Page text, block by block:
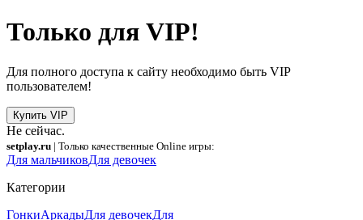
Только для VIP!
Для полного доступа к сайту необходимо быть VIP
пользователем!
Купить VIP
Не сейчас.
setplay.ru | Только качественные Online игры:
Для мальчиковДля девочек
Категории
ГонкиАркадыДля девочекДля